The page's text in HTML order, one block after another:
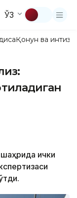
ЎЗ
Қонун ва
шаҳрида ички